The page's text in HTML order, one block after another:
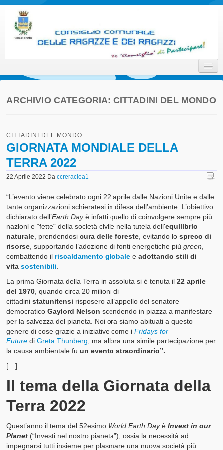
Consiglio Comunale delle
Ragazze e dei Ragazzi della
Città di Eraclea
Ti 'Consiglio' di Partecipare!
Promotori
Attori
Interlocutori
Il Progetto
Statuto
I nostri Valori
Il Glossario del Cittadino
ARCHIVIO CATEGORIA: CITTADINI DEL MONDO
CITTADINI DEL MONDO
GIORNATA MONDIALE DELLA
TERRA 2022
22 Aprile 2022 Daccreraclea1
“L’evento viene celebrato ogni 22 aprile dalle Nazioni Unite e dalle
tante organizzazioni schieratesi in difesa dell’ambiente. L’obiettivo
dichiarato dell’Earth Dayè infatti quello di coinvolgere sempre più
nazioni e “fette” della società civile nella tutela dell’equilibrio
naturale , prendendosicura delle foreste , evitando lospreco di
risorse , supportando l’adozione di fonti energetiche piùgreen
combattendo il riscaldamento globale eadottando stili di
vitasostenibili
La prima Giornata della Terra in assoluta si è tenuta il22 aprile
del 1970 , quando circa 20 milioni di
cittadinistatunitensi risposero all’appello del senatore
democraticoGaylord Nelson scendendo in piazza a manifestare
per la salvezza del pianeta. Noi ora siamo abituati a questo
genere di cose grazie a iniziative come iFridays for
Future diGreta Thunberg , ma allora una simile partecipazione per
la causa ambientale fuun evento straordinario”.
[…]
Il tema della Giornata della
Terra 2022
Quest’anno il tema del 52esimo World Earth DayèInvest in our
Planet (“Investi nel nostro pianeta”), ossia la necessità ad
impegnarsi tutti insieme per plasmare una nuova società più